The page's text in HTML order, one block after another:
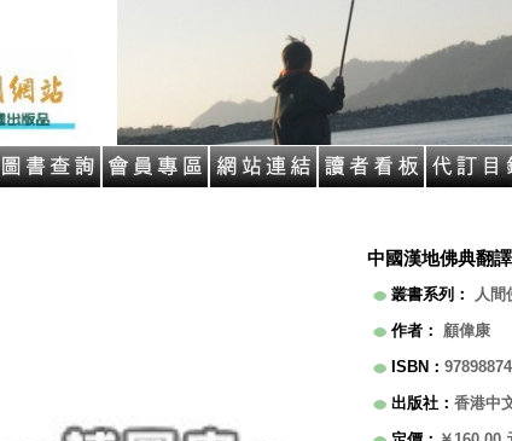
中國漢地佛典翻
叢書系列 ：
人間
作者 ： 顧偉康
ISBN ：
出版社 ： 香港中